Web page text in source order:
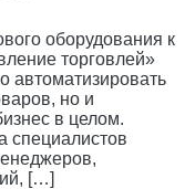
оборудования к
торговлей»
автоматизировать
но и
в целом.
специалистов
[…]